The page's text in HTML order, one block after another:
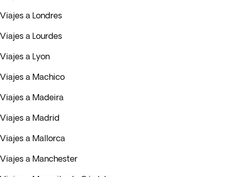
Viajes a Londres
Viajes a Lourdes
Viajes a Lyon
Viajes a Machico
Viajes a Madeira
Viajes a Madrid
Viajes a Mallorca
Viajes a Manchester